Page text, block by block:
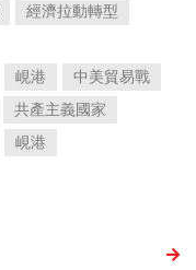
經濟拉動轉型
峴港
中美貿易戰
共產主義國家
峴港